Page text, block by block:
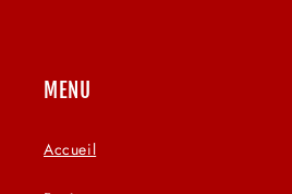
MENU
Accueil